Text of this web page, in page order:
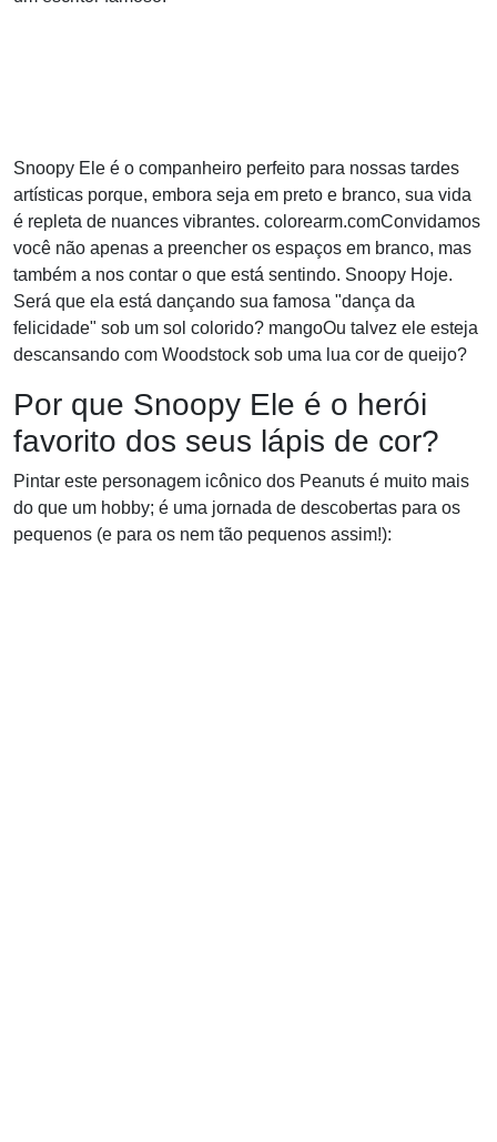
Snoopy Ele é o companheiro perfeito para nossas tardes
artísticas porque, embora seja em preto e branco, sua vida
é repleta de nuances vibrantes. colorearm.comConvidamos
você não apenas a preencher os espaços em branco, mas
também a nos contar o que está sentindo. Snoopy Hoje.
Será que ela está dançando sua famosa "dança da
felicidade" sob um sol colorido? mangoOu talvez ele esteja
descansando com Woodstock sob uma lua cor de queijo?
Por que Snoopy Ele é o herói
favorito dos seus lápis de cor?
Pintar este personagem icônico dos Peanuts é muito mais
do que um hobby; é uma jornada de descobertas para os
pequenos (e para os nem tão pequenos assim!):